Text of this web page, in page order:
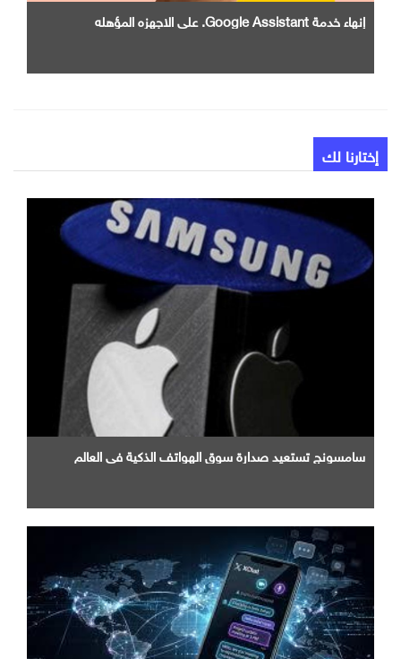
إنهاء خدمة Google Assistant. علي الاجهزه المؤهله
إختارنا لك
سامسونج تستعيد صدارة سوق الهواتف الذكية في العالم